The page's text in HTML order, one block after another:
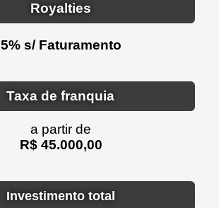
Royalties
5% s/ Faturamento
Taxa de franquia
a partir de
R$ 45.000,00
Investimento total